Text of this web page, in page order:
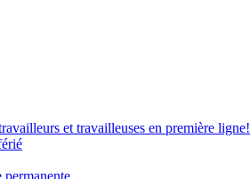
et travailleuses en première ligne!